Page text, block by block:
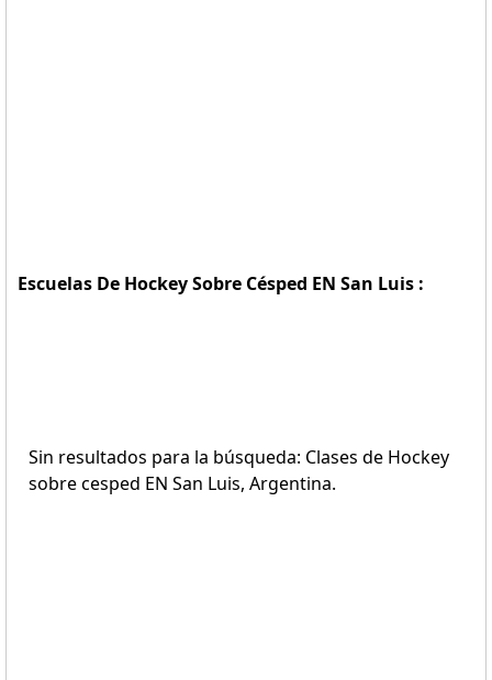
Escuelas De Hockey Sobre Césped EN San Luis :
Sin resultados para la búsqueda: Clases de Hockey
sobre cesped EN San Luis, Argentina.